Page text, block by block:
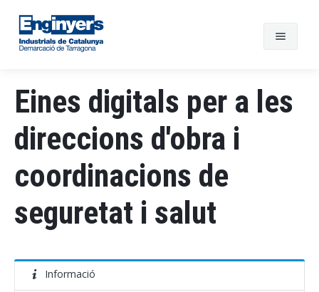
Eines digitals per a les
direccions d'obra i
coordinacions de
seguretat i salut
Informació